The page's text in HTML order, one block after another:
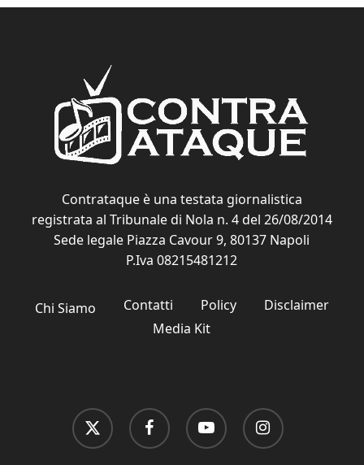
Contrataque è una testata giornalistica
registrata al Tribunale di Nola n. 4 del 26/08/2014
Sede legale Piazza Cavour 9, 80137 Napoli
P.Iva 08215481212
Chi Siamo Contatti Policy
Disclaimer
Media Kit
x-
twitter
facebook youtube instagram